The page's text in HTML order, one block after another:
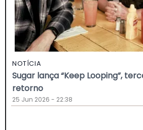
NOTÍCIA
Sugar lança “Keep Looping”,
retorno
25 Jun 2026 - 22:38